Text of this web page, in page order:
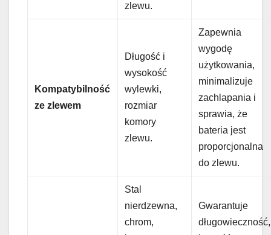
zlewu.
Kompatybilność
ze zlewem
Długość i
wysokość
wylewki,
rozmiar
komory
zlewu.
Zapewnia
wygodę
użytkowania,
minimalizuje
zachlapania i
sprawia, że
bateria jest
proporcjonalna
do zlewu.
Stal
nierdzewna,
chrom,
Gwarantuje
długowieczność,